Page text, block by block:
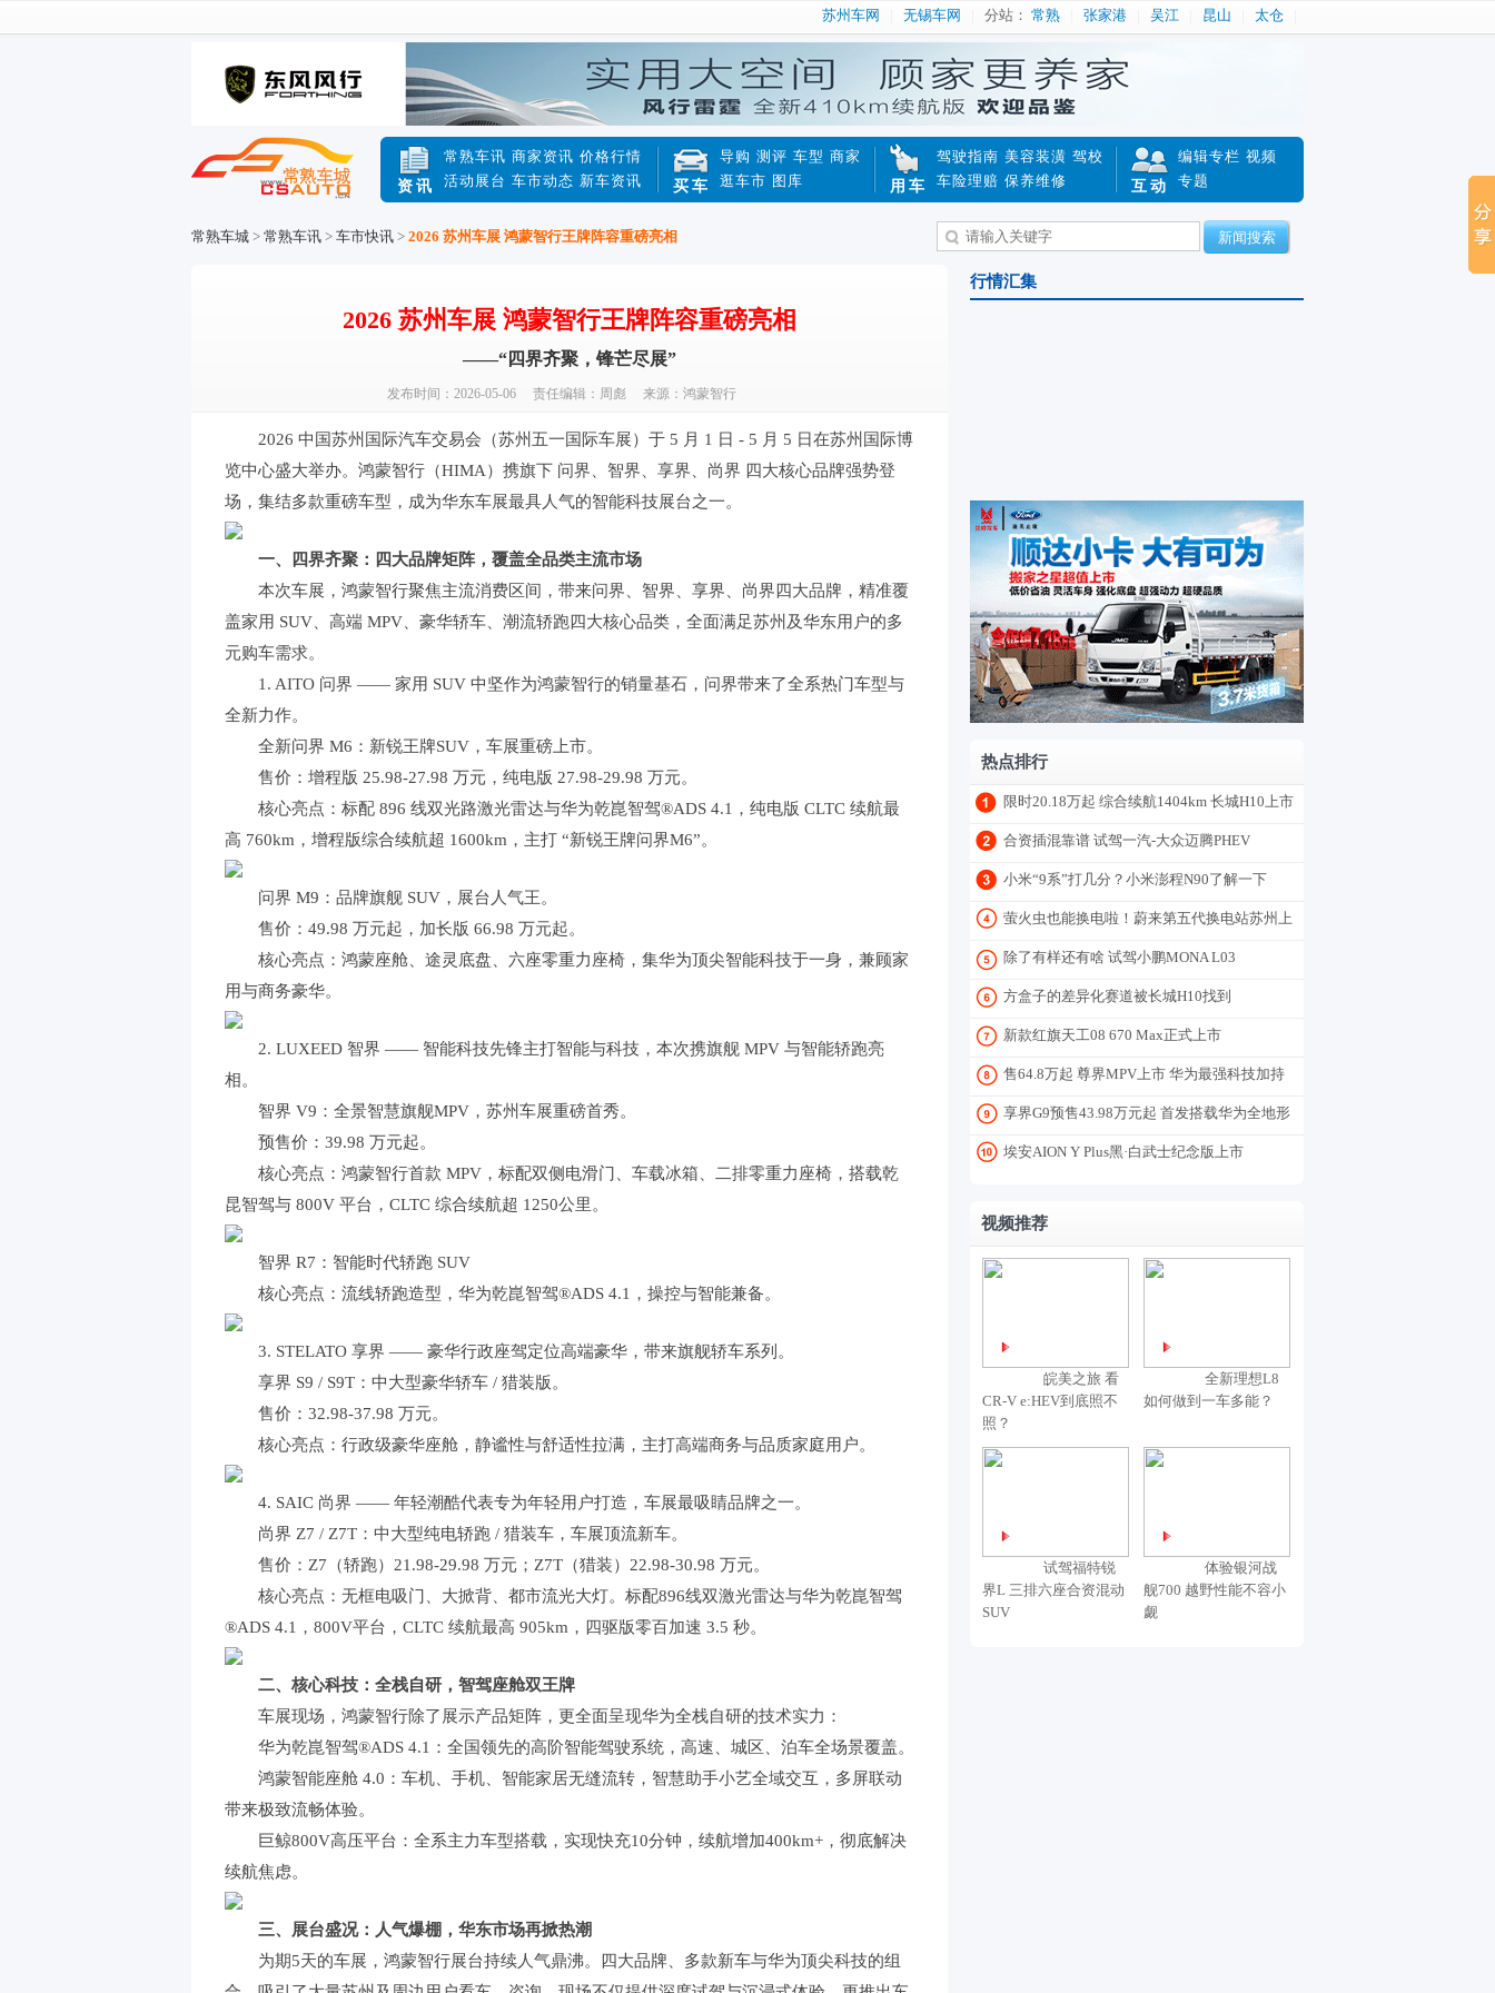
苏州车网 无锡车网 分站： 常熟 张家港 吴江 昆山 太仓
资讯
常熟车讯 商家资讯 价格行情
活动展台 车市动态 新车资讯 买车
导购 测评 车型 商家
逛车市 图库 用车
驾驶指南 美容装潢 驾校
车险理赔 保养维修 互动
编辑专栏 视频
专题
常熟车城 > 常熟车讯 > 车市快讯 > 2026 苏州车展 鸿蒙智行王牌阵容重磅亮相 新闻搜索
2026 苏州车展 鸿蒙智行王牌阵容重磅亮相
——“四界齐聚，锋芒尽展”
发布时间：2026-05-06 责任编辑：周彪 来源：鸿蒙智行
2026 中国苏州国际汽车交易会（苏州五一国际车展）于 5 月 1 日 - 5 月 5 日在苏州国际博
览中心盛大举办。鸿蒙智行（HIMA）携旗下 问界、智界、享界、尚界 四大核心品牌强势登
场，集结多款重磅车型，成为华东车展最具人气的智能科技展台之一。
一、四界齐聚：四大品牌矩阵，覆盖全品类主流市场
本次车展，鸿蒙智行聚焦主流消费区间，带来问界、智界、享界、尚界四大品牌，精准覆
盖家用 SUV、高端 MPV、豪华轿车、潮流轿跑四大核心品类，全面满足苏州及华东用户的多
元购车需求。
1. AITO 问界 —— 家用 SUV 中坚作为鸿蒙智行的销量基石，问界带来了全系热门车型与
全新力作。
全新问界 M6：新锐王牌SUV，车展重磅上市。
售价：增程版 25.98-27.98 万元，纯电版 27.98-29.98 万元。
核心亮点：标配 896 线双光路激光雷达与华为乾崑智驾®ADS 4.1，纯电版 CLTC 续航最
高 760km，增程版综合续航超 1600km，主打 “新锐王牌问界M6”。
问界 M9：品牌旗舰 SUV，展台人气王。
售价：49.98 万元起，加长版 66.98 万元起。
核心亮点：鸿蒙座舱、途灵底盘、六座零重力座椅，集华为顶尖智能科技于一身，兼顾家
用与商务豪华。
2. LUXEED 智界 —— 智能科技先锋主打智能与科技，本次携旗舰 MPV 与智能轿跑亮
相。
智界 V9：全景智慧旗舰MPV，苏州车展重磅首秀。
预售价：39.98 万元起。
核心亮点：鸿蒙智行首款 MPV，标配双侧电滑门、车载冰箱、二排零重力座椅，搭载乾
昆智驾与 800V 平台，CLTC 综合续航超 1250公里。
智界 R7：智能时代轿跑 SUV
核心亮点：流线轿跑造型，华为乾崑智驾®ADS 4.1，操控与智能兼备。
3. STELATO 享界 —— 豪华行政座驾定位高端豪华，带来旗舰轿车系列。
享界 S9 / S9T：中大型豪华轿车 / 猎装版。
售价：32.98-37.98 万元。
核心亮点：行政级豪华座舱，静谧性与舒适性拉满，主打高端商务与品质家庭用户。
4. SAIC 尚界 —— 年轻潮酷代表专为年轻用户打造，车展最吸睛品牌之一。
尚界 Z7 / Z7T：中大型纯电轿跑 / 猎装车，车展顶流新车。
售价：Z7（轿跑）21.98-29.98 万元；Z7T（猎装）22.98-30.98 万元。
核心亮点：无框电吸门、大掀背、都市流光大灯。标配896线双激光雷达与华为乾崑智驾
®ADS 4.1，800V平台，CLTC 续航最高 905km，四驱版零百加速 3.5 秒。
二、核心科技：全栈自研，智驾座舱双王牌
车展现场，鸿蒙智行除了展示产品矩阵，更全面呈现华为全栈自研的技术实力：
华为乾崑智驾®ADS 4.1：全国领先的高阶智能驾驶系统，高速、城区、泊车全场景覆盖。
鸿蒙智能座舱 4.0：车机、手机、智能家居无缝流转，智慧助手小艺全域交互，多屏联动
带来极致流畅体验。
巨鲸800V高压平台：全系主力车型搭载，实现快充10分钟，续航增加400km+，彻底解决
续航焦虑。
三、展台盛况：人气爆棚，华东市场再掀热潮
为期5天的车展，鸿蒙智行展台持续人气鼎沸。四大品牌、多款新车与华为顶尖科技的组
行情汇集
热点排行
限时20.18万起 综合续航1404km 长城H10上市
合资插混靠谱 试驾一汽-大众迈腾PHEV
小米“9系”打几分？小米澎程N90了解一下
萤火虫也能换电啦！蔚来第五代换电站苏州上
线
除了有样还有啥 试驾小鹏MONA L03
方盒子的差异化赛道被长城H10找到
新款红旗天工08 670 Max正式上市
售64.8万起 尊界MPV上市 华为最强科技加持
享界G9预售43.98万元起 首发搭载华为全地形
途灵平台
埃安AION Y Plus黑·白武士纪念版上市
视频推荐
皖美之旅 看
CR-V e:HEV到底照不
照？
全新理想L8
如何做到一车多能？
试驾福特锐
界L 三排六座合资混动
SUV
体验银河战
舰700 越野性能不容小
觑